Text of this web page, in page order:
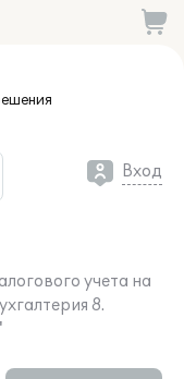
Вход
учета на
8.